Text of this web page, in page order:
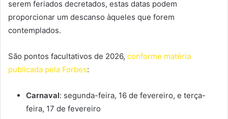
serem feriados decretados, estas datas podem
proporcionar um descanso àqueles que forem
contemplados.
São pontos facultativos de 2026, conforme matéria
publicada pela Forbes:
Carnaval: segunda-feira, 16 de fevereiro, e terça-
feira, 17 de fevereiro